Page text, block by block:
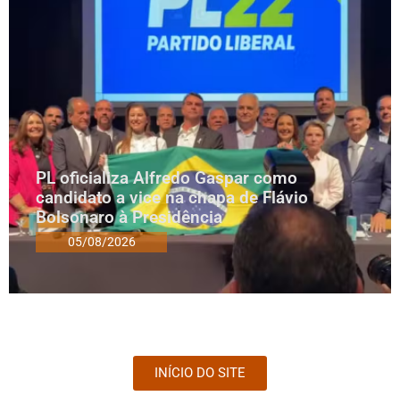
PL oficializa Alfredo Gaspar como
candidato a vice na chapa de Flávio
Bolsonaro à Presidência
05/08/2026
INÍCIO DO SITE